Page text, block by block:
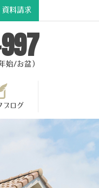
資料請求
始/お盆）
ブログ